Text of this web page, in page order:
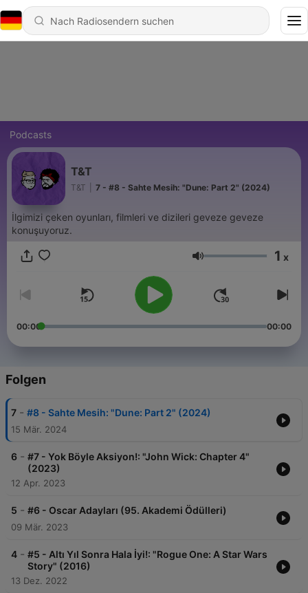
Podcasts
T&T
T&T 7 - #8 - Sahte Mesih: "Dune: Part 2" (2024)
İlgimizi çeken oyunları, filmleri ve dizileri geveze geveze
konuşuyoruz.
Lautstärke 1 x
00:00 00:00
Folgen
7 - #8 - Sahte Mesih: "Dune: Part 2" (2024)
15 Mär. 2024
6 - #7 - Yok Böyle Aksiyon!: "John Wick: Chapter 4"
(2023)
12 Apr. 2023
5 - #6 - Oscar Adayları (95. Akademi Ödülleri)
09 Mär. 2023
4 - #5 - Altı Yıl Sonra Hala İyi!: "Rogue One: A Star Wars
Story" (2016)
13 Dez. 2022